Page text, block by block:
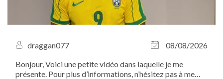
draggan077
08/08/2026
Bonjour, Voici une petite vidéo dans laquelle je me
présente. Pour plus d’informations, n’hésitez pas à me